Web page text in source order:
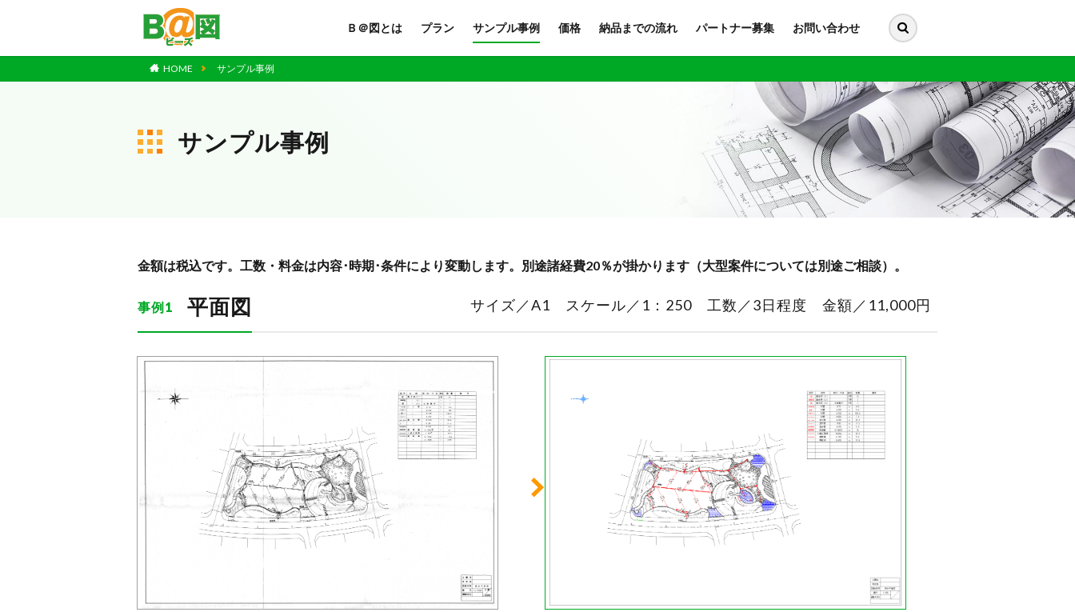
Ｂ＠図とは プラン サンプル事例 価格 納品までの流れ パートナー募集 お問い合わせ
HOME サンプル事例
サンプル事例
金額は税込です。工数・料金は内容･時期･条件により変動します。別途諸経費20％が掛かります（大型案件については別途ご相談）。
事例1 平面図 サイズ／A1 スケール／1：250 工数／3日程度 金額／11,000円